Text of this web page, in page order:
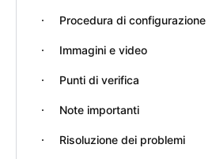
Procedura di configurazione
Immagini e video
Punti di verifica
Note importanti
Risoluzione dei problemi